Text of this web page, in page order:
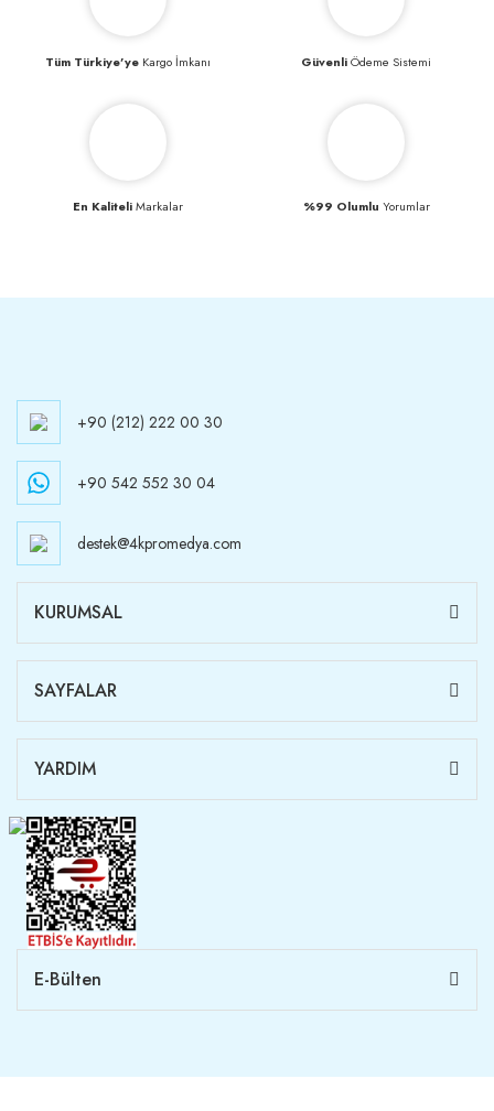
Tüm Türkiye’yeKargo İmkanı GüvenliÖdeme Sistemi
En KaliteliMarkalar %99 Olumlu Yorumlar
+90 (212) 222 00 30
+90 542 552 30 04
destek@4kpromedya.com
KURUMSAL
SAYFALAR
YARDIM
E-Bülten